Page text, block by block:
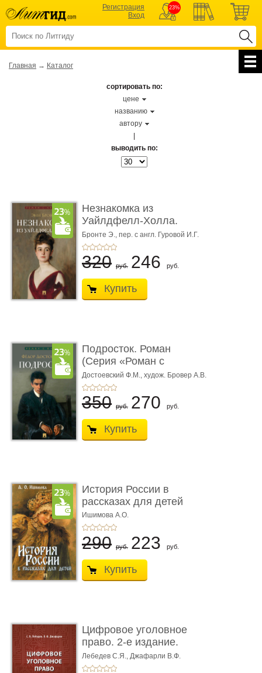
Регистрация
Вход
23%
Главная → Каталог
сортировать по:
цене
названию
автору
выводить по:
Незнакомка из
Уайлдфелл-Холла.
Роман (Серия «Р� ...
Бронте Э., пер. с англ. Гуровой И.Г.
320 руб. 246 руб.
Купить
Подросток. Роман
(Серия «Роман с
книгой»)
Достоевский Ф.М., худож. Бровер А.В.
350 руб. 270 руб.
Купить
История России в
рассказах для детей
Ишимова А.О.
290 руб. 223 руб.
Купить
Цифровое уголовное
право. 2-е издание.
Монограф ...
Лебедев С.Я., Джафарли В.Ф.